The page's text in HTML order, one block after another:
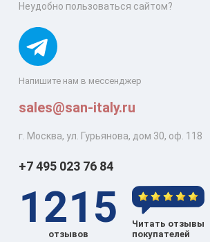
Напишите нам в мессенджер
sales@san-italy.ru
г. Москва, ул. Гурьянова, дом 30, оф. 118
Неудобно пользоваться сайтом?
+7 495 023 76 84
1215
отзывов
Читать отзывы
покупателей